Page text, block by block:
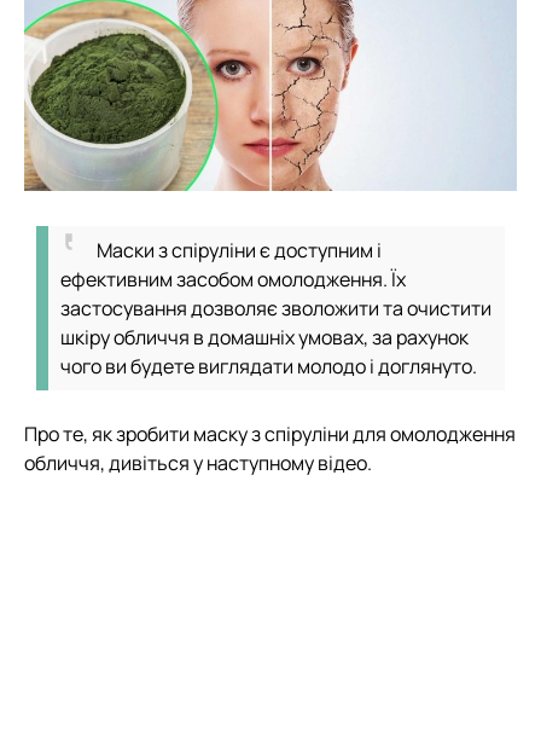
Маски з спіруліни є доступним і
ефективним засобом омолодження. Їх
застосування дозволяє зволожити та очистити
шкіру обличчя в домашніх умовах, за рахунок
чого ви будете виглядати молодо і доглянуто.
Про те, як зробити маску з спіруліни для омолодження
обличчя, дивіться у наступному відео.